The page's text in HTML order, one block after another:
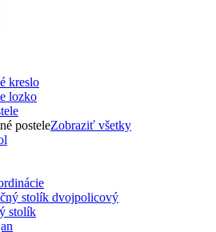
kreslo
posteleZobraziť všetky
stolík